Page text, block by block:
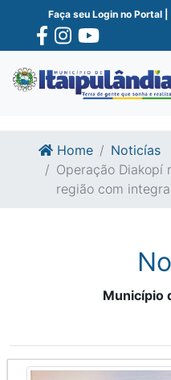
Ir para o conte�do
Ir para o fim do conte�do
Faça seu Login no Portal |
Home
Noticías
Operação Diakopí
região com
Município